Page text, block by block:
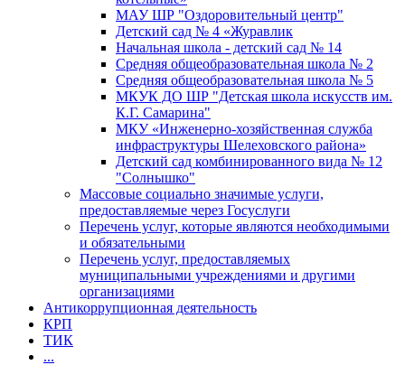
МАУ ШР "Оздоровительный центр"
Детский сад № 4 «Журавлик
Начальная школа - детский сад № 14
Средняя общеобразовательная школа № 2
Средняя общеобразовательная школа № 5
МКУК ДО ШР "Детская школа искусств им.
К.Г. Самарина"
МКУ «Инженерно-хозяйственная служба
инфраструктуры Шелеховского района»
Детский сад комбинированного вида № 12
"Солнышко"
Массовые социально значимые услуги,
предоставляемые через Госуслуги
Перечень услуг, которые являются необходимыми
и обязательными
Перечень услуг, предоставляемых
муниципальными учреждениями и другими
организациями
Антикоррупционная деятельность
КРП
ТИК
...